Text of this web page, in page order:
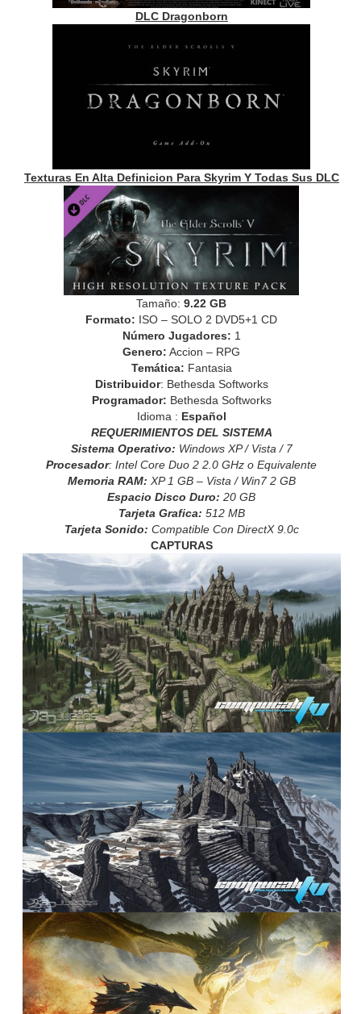
DLC Dragonborn
Texturas En Alta Definicion Para Skyrim Y Todas Sus DLC
Tamaño: 9.22 GB
Formato: ISO – SOLO 2 DVD5+1 CD
Número Jugadores: 1
Genero: Accion – RPG
Temática: Fantasia
Distribuidor: Bethesda Softworks
Programador: Bethesda Softworks
Idioma : Español
REQUERIMIENTOS DEL SISTEMA
Sistema Operativo: Windows XP / Vista / 7
Procesador: Intel Core Duo 2 2.0 GHz o Equivalente
Memoria RAM: XP 1 GB – Vista / Win7 2 GB
Espacio Disco Duro: 20 GB
Tarjeta Grafica: 512 MB
Tarjeta Sonido: Compatible Con DirectX 9.0c
CAPTURAS